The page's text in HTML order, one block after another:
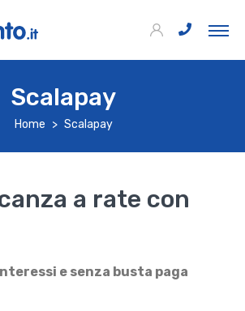
Scalapay
Home Scalapay
a rate con
e senza busta paga